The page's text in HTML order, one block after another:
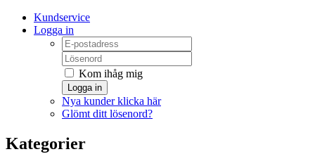
Kundservice
Logga in
Kom ihåg mig
Logga in
Nya kunder klicka här
Glömt ditt lösenord?
Kategorier